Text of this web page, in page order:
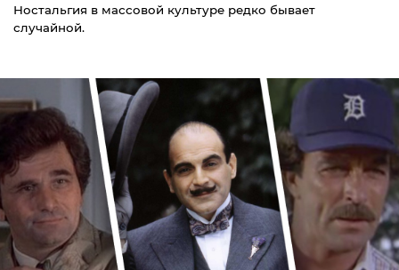
Ностальгия в массовой культуре редко бывает
случайной.